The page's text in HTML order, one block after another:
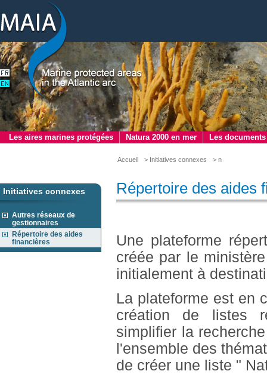
Les aires marines protégées Natura 2000 en mer Les documents
Accueil > Initiatives connexes > n
Initiatives connexes
Autres réseaux de
gestionnaires
Répertoire des aides
financières
Répertoire des aides
Une plateforme
créée par le
initialement à
La plateforme est en
création de listes
simplifier la
l'ensemble des
de créer une liste "